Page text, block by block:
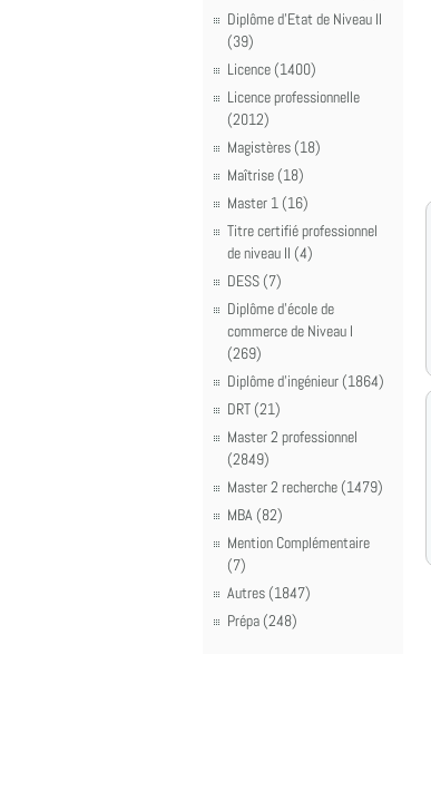
Diplôme d'Etat de Niveau II
(39)
Licence (1400)
Licence professionnelle
(2012)
Magistères (18)
Maîtrise (18)
Master 1 (16)
Titre certifié professionnel
de niveau II (4)
DESS (7)
Diplôme d'école de
commerce de Niveau I
(269)
Diplôme d'ingénieur (1864)
DRT (21)
Master 2 professionnel
(2849)
Master 2 recherche (1479)
MBA (82)
Mention Complémentaire
(7)
Autres (1847)
Prépa (248)